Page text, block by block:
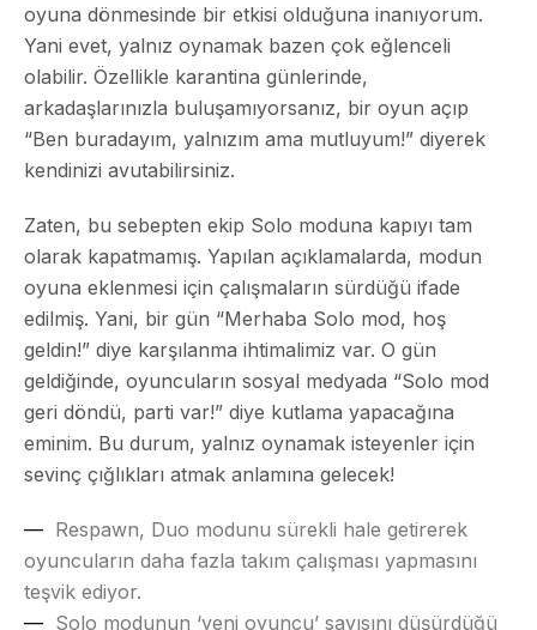
oyuna dönmesinde bir etkisi olduğuna inanıyorum.
Yani evet, yalnız oynamak bazen çok eğlenceli
olabilir. Özellikle karantina günlerinde,
arkadaşlarınızla buluşamıyorsanız, bir oyun açıp
“Ben buradayım, yalnızım ama mutluyum!” diyerek
kendinizi avutabilirsiniz.
Zaten, bu sebepten ekip Solo moduna kapıyı tam
olarak kapatmamış. Yapılan açıklamalarda, modun
oyuna eklenmesi için çalışmaların sürdüğü ifade
edilmiş. Yani, bir gün “Merhaba Solo mod, hoş
geldin!” diye karşılanma ihtimalimiz var. O gün
geldiğinde, oyuncuların sosyal medyada “Solo mod
geri döndü, parti var!” diye kutlama yapacağına
eminim. Bu durum, yalnız oynamak isteyenler için
sevinç çığlıkları atmak anlamına gelecek!
Respawn, Duo modunu sürekli hale getirerek
oyuncuların daha fazla takım çalışması yapmasını
teşvik ediyor.
Solo modunun ‘yeni oyuncu’ sayısını düşürdüğü